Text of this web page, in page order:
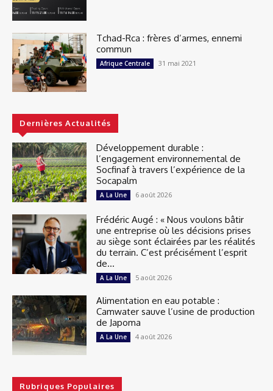
Tchad-Rca : frères d’armes, ennemi
commun
Afrique Centrale 31 mai 2021
Dernières Actualités
Développement durable :
l’engagement environnemental de
Socfinaf à travers l’expérience de la
Socapalm
A La Une 6 août 2026
Frédéric Augé : « Nous voulons bâtir
une entreprise où les décisions prises
au siège sont éclairées par les réalités
du terrain. C’est précisément l’esprit
de...
A La Une 5 août 2026
Alimentation en eau potable :
Camwater sauve l’usine de production
de Japoma
A La Une 4 août 2026
Rubriques Populaires